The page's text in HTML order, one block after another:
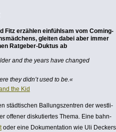
Fitz erzählen einfühlsam vom Coming-
gleiten dabei aber immer
Ratgeber-Duktus ab
and the years have changed
they didn’t used to be.«
the Kid
städ­ti­schen Ballungs­zen­tren der west­li­
offener disku­tiertes Thema. Eine bahn­
oder eine Doku­men­ta­tion wie Uli Deckers